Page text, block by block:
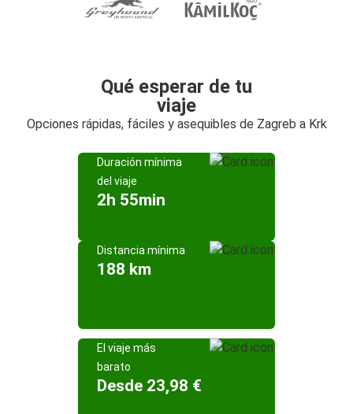
Qué esperar de tu
viaje
Opciones rápidas, fáciles y asequibles de Zagreb a Krk
Duración mínima
del viaje
2h 55min
Distancia mínima
188 km
El viaje más
barato
Desde 23,98 €